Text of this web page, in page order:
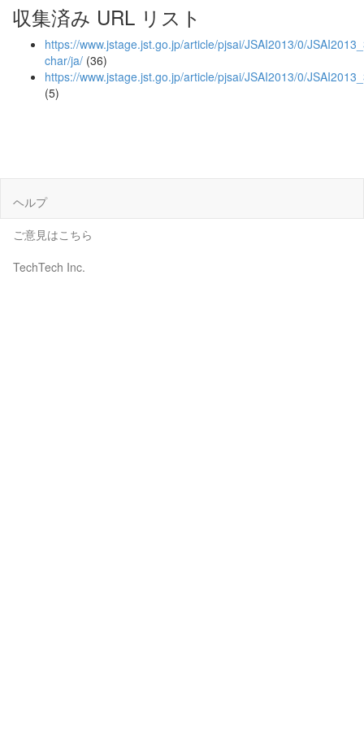
収集済み URL リスト
https://www.jstage.jst.go.jp/article/pjsai/JSAI2013/0/
char/ja/ (36)
https://www.jstage.jst.go.jp/article/pjsai/JSAI2013/0/
(5)
ヘルプ
ご意見はこちら
TechTech Inc.